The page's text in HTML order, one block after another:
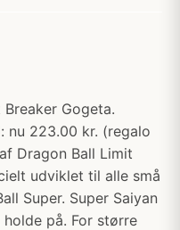
Gogeta.
nu 223.00 kr. (regalo
Dragon Ball Limit
udviklet til alle små
Super. Super Saiyan
på. For større